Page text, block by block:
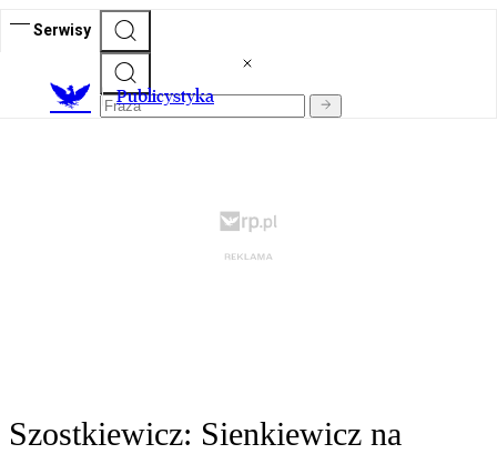
Serwisy
Publicystyka
Szostkiewicz: Sienkiewicz na